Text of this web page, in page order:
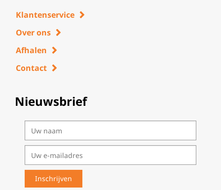
Klantenservice
Over ons
Afhalen
Contact
Nieuwsbrief